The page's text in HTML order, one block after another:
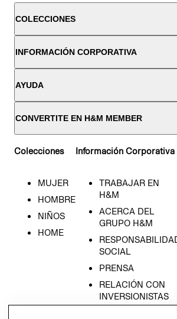
COLECCIONES
INFORMACIÓN CORPORATIVA
AYUDA
CONVERTITE EN H&M MEMBER
Colecciones
MUJER
HOMBRE
NIÑOS
HOME
Información Corporativa
TRABAJAR EN
H&M
ACERCA DEL
GRUPO H&M
SOCIAL
PRENSA
RELACIÓN CON
INVERSIONISTAS